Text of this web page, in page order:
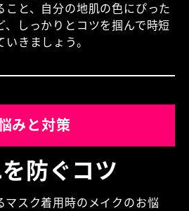
こと、自分の地肌の色にぴった
、しっかりとコツを掴んで時短
きましょう。
みと対策
防ぐコツ
マスク着用時のメイクのお悩